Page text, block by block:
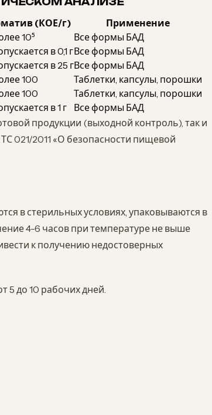
(КОЕ/г)
Применение
10⁵
Все формы БАД
в 0,1 гВсе формы БАД
в 25 гВсе формы БАД
100
Таблетки, капсулы, порошки
100
Таблетки, капсулы, порошки
в 1 г
Все формы БАД
продукции (выходной контроль), так и
021/2011 «О безопасности пищевой
в стерильных условиях, упаковываются в
4-6 часов при температуре не выше
к получению недостоверных
5 до 10 рабочих дней.